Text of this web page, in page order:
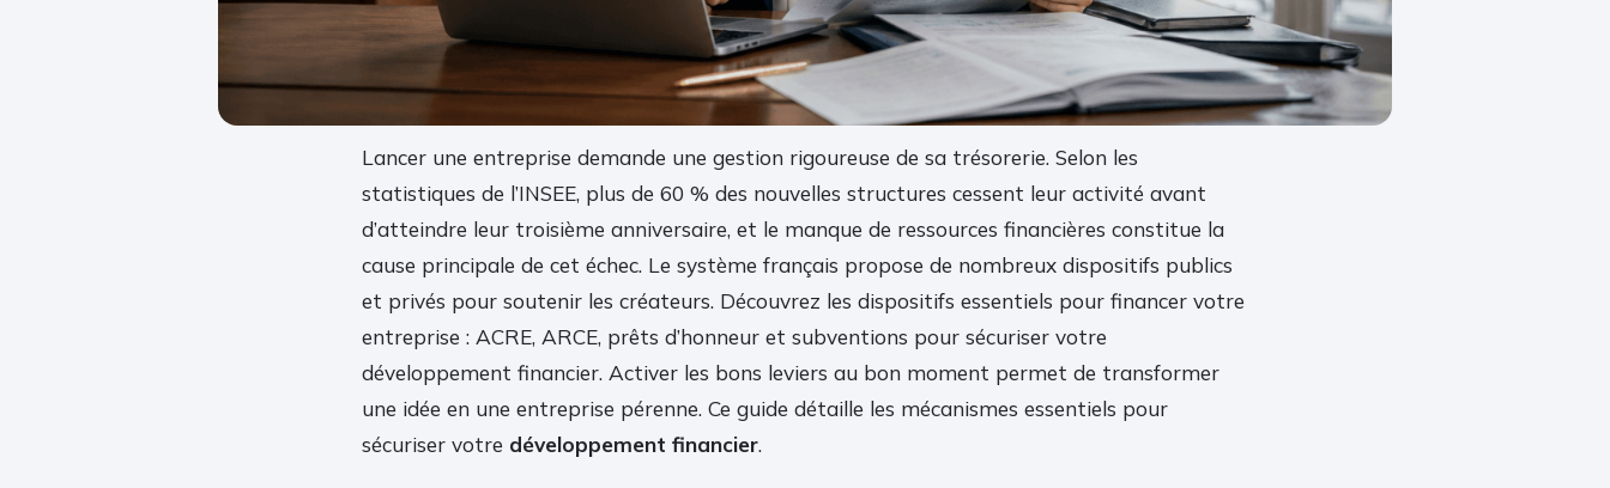
Lancer une entreprise demande une gestion rigoureuse de sa trésorerie. Selon les
statistiques de l’INSEE, plus de 60 % des nouvelles structures cessent leur activité avant
d’atteindre leur troisième anniversaire, et le manque de ressources financières constitue la
cause principale de cet échec. Le système français propose de nombreux dispositifs publics
et privés pour soutenir les créateurs. Découvrez les dispositifs essentiels pour financer votre
entreprise : ACRE, ARCE, prêts d’honneur et subventions pour sécuriser votre
développement financier. Activer les bons leviers au bon moment permet de transformer
une idée en une entreprise pérenne. Ce guide détaille les mécanismes essentiels pour
sécuriser votre développement financier.